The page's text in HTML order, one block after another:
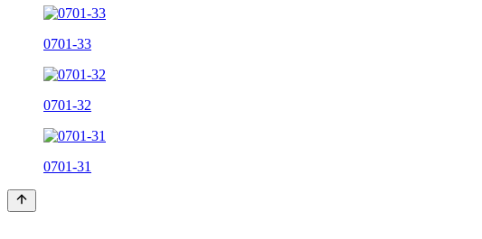
0701-33
0701-32
0701-31